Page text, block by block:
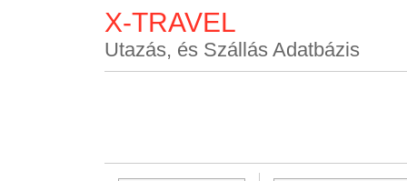
X-TRAVEL
Utazás, és Szállás Adatbázis